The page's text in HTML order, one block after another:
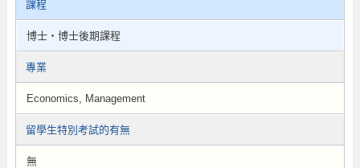
課程
博士・博士後期課程
專業
Economics, Management
留學生特別考試的有無
無